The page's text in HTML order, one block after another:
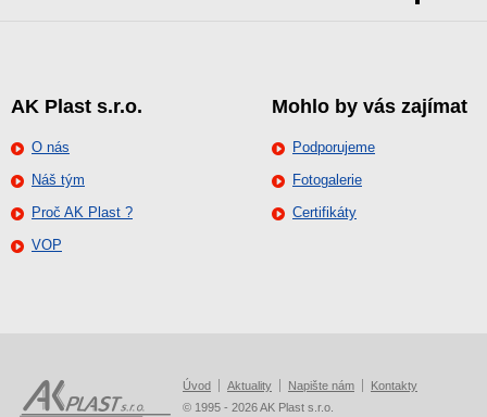
AK Plast s.r.o.
O nás
Náš tým
Proč AK Plast ?
VOP
Mohlo by vás zajímat
Podporujeme
Fotogalerie
Certifikáty
Úvod Aktuality Napište nám
Kontakty
© 1995 - 2026 AK Plast s.r.o.